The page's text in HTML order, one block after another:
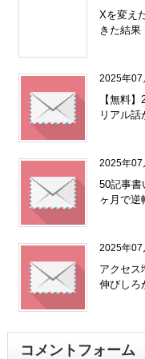
Xを変え
きた結果
2025年07
【無料
リアル話
2025年07
50記事
ヶ月で逆
2025年07
アクセ
伸びしろ
コメントフォーム